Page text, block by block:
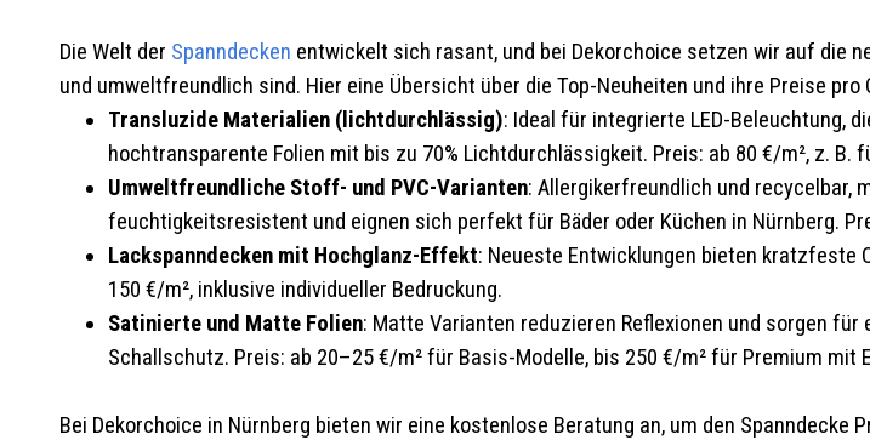
Die Welt der Spanndecken entwickelt sich rasant, und bei Dekorchoice setzen wir auf die
und umweltfreundlich sind. Hier eine Übersicht über die Top-Neuheiten und ihre Preise
Transluzide Materialien (lichtdurchlässig): Ideal für integrierte LED-Beleuchtung,
hochtransparente Folien mit bis zu 70% Lichtdurchlässigkeit. Preis: ab 80 €/m², z. B.
Umweltfreundliche Stoff- und PVC-Varianten: Allergikerfreundlich und recycelbar,
feuchtigkeitsresistent und eignen sich perfekt für Bäder oder Küchen in Nürnberg.
Lackspanndecken mit Hochglanz-Effekt: Neueste Entwicklungen bieten kratzfeste
150 €/m², inklusive individueller Bedruckung.
Satinierte und Matte Folien: Matte Varianten reduzieren Reflexionen und sorgen
Schallschutz. Preis: ab 20–25 €/m² für Basis-Modelle, bis 250 €/m² für Premium mit
Bei Dekorchoice in Nürnberg bieten wir eine kostenlose Beratung an, um den Spanndecke